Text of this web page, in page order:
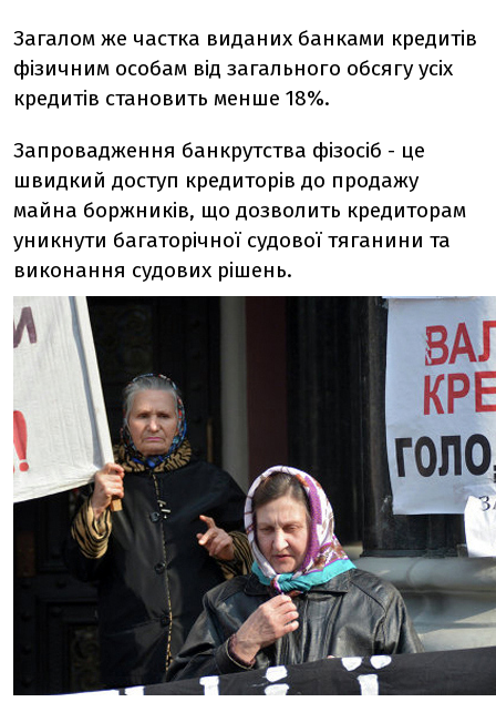
Загалом же частка виданих банками кредитів
фізичним особам від загального обсягу усіх
кредитів становить менше 18%.
Запровадження банкрутства фізосіб - це
швидкий доступ кредиторів до продажу
майна боржників, що дозволить кредиторам
уникнути багаторічної судової тяганини та
виконання судових рішень.